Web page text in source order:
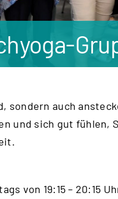
sondern auch
und sich gut fühlen,
von 19:15 – 20:15